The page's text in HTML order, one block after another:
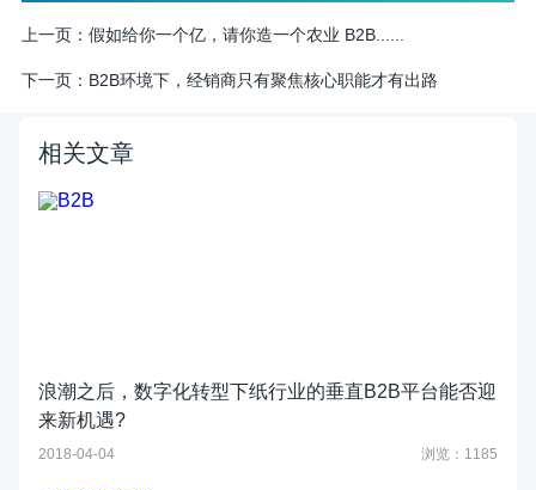
上一页： 假如给你一个亿，请你造一个农业 B2B......
下一页： B2B环境下，经销商只有聚焦核心职能才有出路
相关文章
浪潮之后，数字化转型下纸行业的垂直B2B平台能否迎
来新机遇?
2018-04-04 浏览：1185